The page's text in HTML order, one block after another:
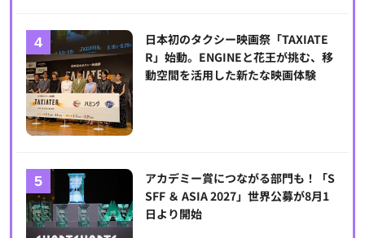
日本初のタクシー映画祭「TAXIATE
R」始動。ENGINEと花王が挑む、移
動空間を活用した新たな映画体験
アカデミー賞につながる部門も！「S
SFF ＆ ASIA 2027」世界公募が8月1
日より開始